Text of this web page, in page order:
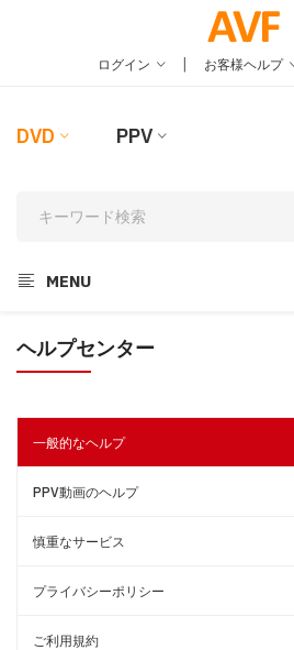
ログイン | お客様ヘルプ
DVD PPV
MENU
ヘルプセンター
一般的なヘルプ
PPV動画のヘルプ
慎重なサービス
プライバシーポリシー
ご利用規約